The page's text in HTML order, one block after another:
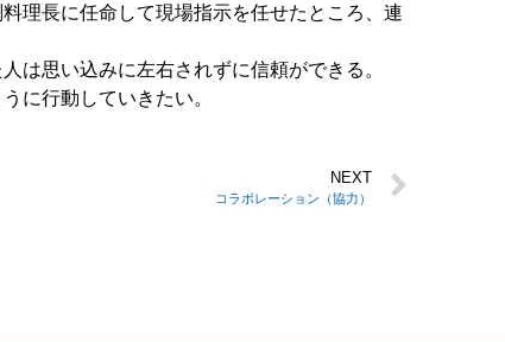
理長に任命して現場指示を任せたところ、連
は思い込みに左右されずに信頼ができる。
に行動していきたい。
NEXT
コラボレーション（協力）